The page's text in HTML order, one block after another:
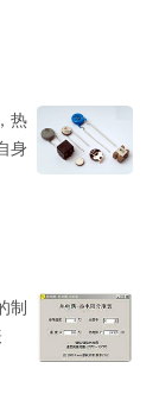
热
身
制